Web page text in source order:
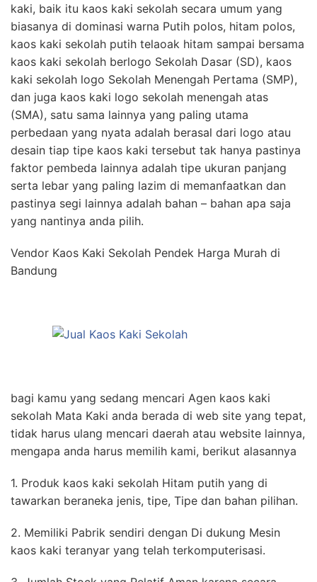
kaki, baik itu kaos kaki sekolah secara umum yang
biasanya di dominasi warna Putih polos, hitam polos,
kaos kaki sekolah putih telaoak hitam sampai bersama
kaos kaki sekolah berlogo Sekolah Dasar (SD), kaos
kaki sekolah logo Sekolah Menengah Pertama (SMP),
dan juga kaos kaki logo sekolah menengah atas
(SMA), satu sama lainnya yang paling utama
perbedaan yang nyata adalah berasal dari logo atau
desain tiap tipe kaos kaki tersebut tak hanya pastinya
faktor pembeda lainnya adalah tipe ukuran panjang
serta lebar yang paling lazim di memanfaatkan dan
pastinya segi lainnya adalah bahan – bahan apa saja
yang nantinya anda pilih.
Vendor Kaos Kaki Sekolah Pendek Harga Murah di
Bandung
bagi kamu yang sedang mencari Agen kaos kaki
sekolah Mata Kaki anda berada di web site yang tepat,
tidak harus ulang mencari daerah atau website lainnya,
mengapa anda harus memilih kami, berikut alasannya
1. Produk kaos kaki sekolah Hitam putih yang di
tawarkan beraneka jenis, tipe, Tipe dan bahan pilihan.
2. Memiliki Pabrik sendiri dengan Di dukung Mesin
kaos kaki teranyar yang telah terkomputerisasi.